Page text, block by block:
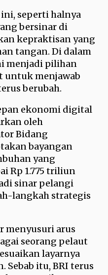
seperti halnya
bersinar di
kepraktisan yang
tangan. Di dalam
menjadi pilihan
untuk menjawab
berubah.
ekonomi digital
oleh
Bidang
bayangan
yang
Rp 1.775 triliun
sinar pelangi
langkah strategis
menyusuri arus
seorang pelaut
layarnya
Sebab itu, BRI terus